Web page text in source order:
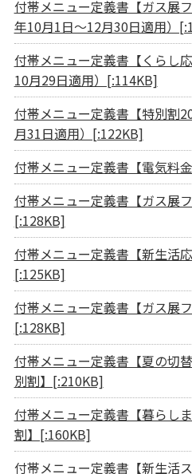
付帯メニュー定義書【ガス展
年10月1日～12月30日適用）
付帯メニュー定義書【くらし
10月29日適用）[:114KB]
付帯メニュー定義書【特別割
月31日適用）[:122KB]
付帯メニュー定義書【電気料
付帯メニュー定義書【ガス展
[:128KB]
付帯メニュー定義書【新生活
[:125KB]
付帯メニュー定義書【ガス展
[:128KB]
付帯メニュー定義書【夏の切
別割】[:210KB]
付帯メニュー定義書【暮らし
割】[:160KB]
付帯メニュー定義書【新生活